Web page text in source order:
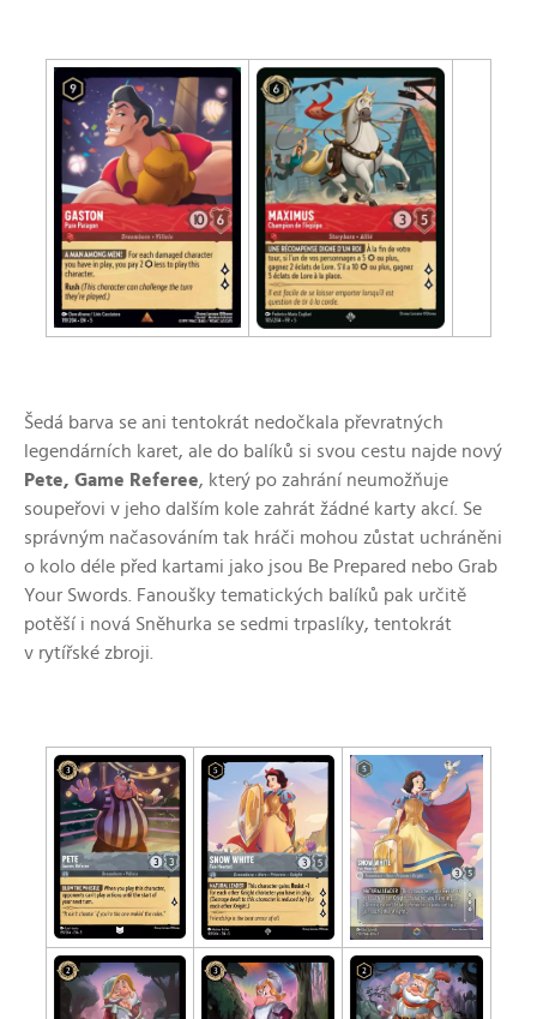
Šedá barva se ani tentokrát nedočkala převratných
legendárních karet, ale do balíků si svou cestu najde nový
Pete, Game Referee, který po zahrání neumožňuje
soupeřovi v jeho dalším kole zahrát žádné karty akcí. Se
správným načasováním tak hráči mohou zůstat uchráněni
o kolo déle před kartami jako jsou Be Prepared nebo Grab
Your Swords. Fanoušky tematických balíků pak určitě
potěší i nová Sněhurka se sedmi trpaslíky, tentokrát
v rytířské zbroji.